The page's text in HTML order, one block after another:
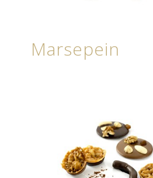
Marsepein